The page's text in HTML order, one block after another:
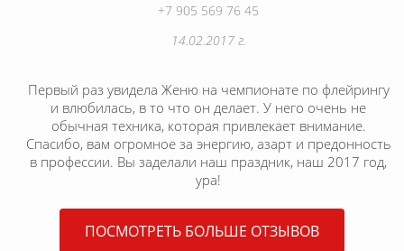
+7 905 569 76 45
14.02.2017 г.
Первый раз увидела Женю на чемпионате по флейрингу
и влюбилась, в то что он делает. У него очень не
обычная техника, которая привлекает внимание.
Спасибо, вам огромное за энергию, азарт и предонность
в профессии. Вы заделали наш праздник, наш 2017 год,
ура!
ПОСМОТРЕТЬ БОЛЬШЕ ОТЗЫВОВ